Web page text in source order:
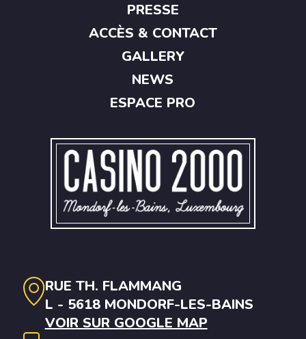
RUE TH. FLAMMANG
L - 5618 MONDORF-LES-BAINS
VOIR SUR GOOGLE MAP
PRESSE
ACCÈS & CONTACT
GALLERY
NEWS
ESPACE PRO